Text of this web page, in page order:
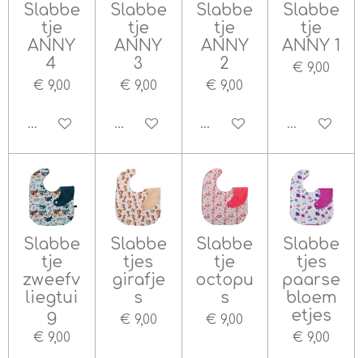
Slabbe
tje
ANNY
4
€ 9,00
In winkelwagen
Slabbe
tje
ANNY
3
€ 9,00
In winkelwagen
Slabbe
tje
ANNY
2
€ 9,00
In winkelwagen
Slabbe
tje
ANNY 1
€ 9,00
In
Slabbe
tje
zweefv
liegtui
g
€ 9,00
Slabbe
tjes
girafje
s
€ 9,00
Slabbe
tje
octopu
s
€ 9,00
Slabbe
tjes
paarse
bloem
etjes
€ 9,00